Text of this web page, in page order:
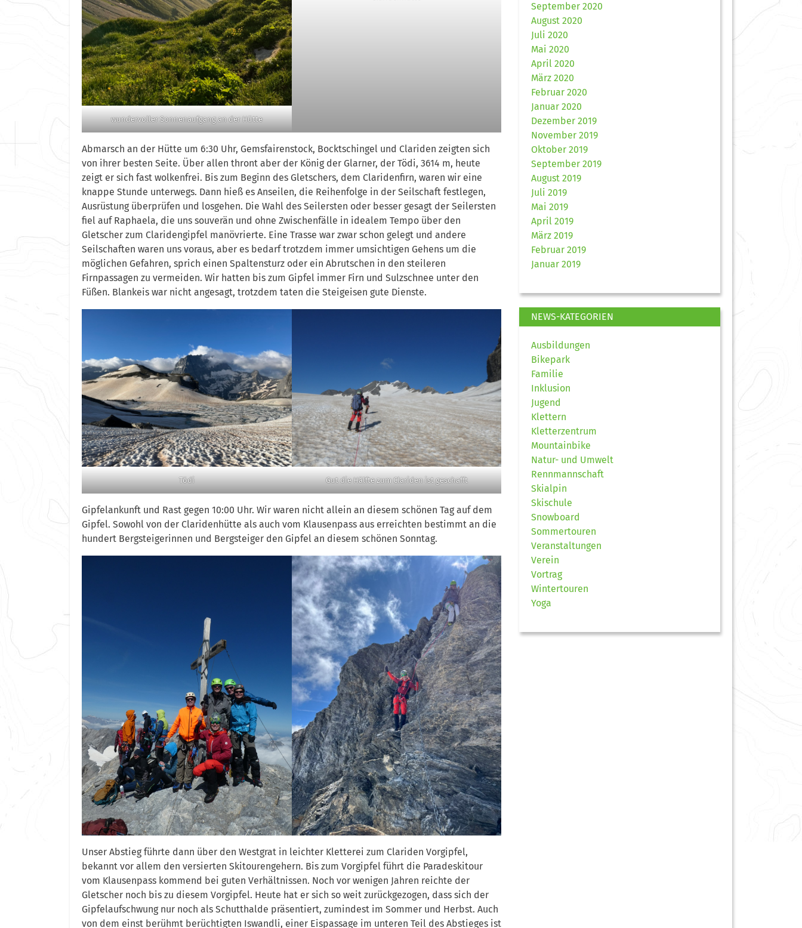
wundervoller Sonnenaufgang an der Hütte
Abmarsch an der Hütte um 6:30 Uhr, Gemsfairenstock, Bocktschingel und Clariden zeigten sich
von ihrer besten Seite. Über allen thront aber der König der Glarner, der Tödi, 3614 m, heute
zeigt er sich fast wolkenfrei. Bis zum Beginn des Gletschers, dem Claridenfirn, waren wir eine
knappe Stunde unterwegs. Dann hieß es Anseilen, die Reihenfolge in der Seilschaft festlegen,
Ausrüstung überprüfen und losgehen. Die Wahl des Seilersten oder besser gesagt der Seilersten
fiel auf Raphaela, die uns souverän und ohne Zwischenfälle in idealem Tempo über den
Gletscher zum Claridengipfel manövrierte. Eine Trasse war zwar schon gelegt und andere
Seilschaften waren uns voraus, aber es bedarf trotzdem immer umsichtigen Gehens um die
möglichen Gefahren, sprich einen Spaltensturz oder ein Abrutschen in den steileren
Firnpassagen zu vermeiden. Wir hatten bis zum Gipfel immer Firn und Sulzschnee unter den
Füßen. Blankeis war nicht angesagt, trotzdem taten die Steigeisen gute Dienste.
Tödi Gut die Hälfte zum Clariden ist geschafft
Gipfelankunft und Rast gegen 10:00 Uhr. Wir waren nicht allein an diesem schönen Tag auf dem
Gipfel. Sowohl von der Claridenhütte als auch vom Klausenpass aus erreichten bestimmt an die
hundert Bergsteigerinnen und Bergsteiger den Gipfel an diesem schönen Sonntag.
Unser Abstieg führte dann über den Westgrat in leichter Kletterei zum Clariden Vorgipfel,
bekannt vor allem den versierten Skitourengehern. Bis zum Vorgipfel führt die Paradeskitour
vom Klausenpass kommend bei guten Verhältnissen. Noch vor wenigen Jahren reichte der
Gletscher noch bis zu diesem Vorgipfel. Heute hat er sich so weit zurückgezogen, dass sich der
Gipfelaufschwung nur noch als Schutthalde präsentiert, zumindest im Sommer und Herbst. Auch
von dem einst berühmt berüchtigten Iswandli, einer Eispassage im unteren Teil des Abstieges ist
September 2020
August 2020
Juli 2020
Mai 2020
April 2020
März 2020
Februar 2020
Januar 2020
Dezember 2019
November 2019
Oktober 2019
September 2019
August 2019
Juli 2019
Mai 2019
April 2019
März 2019
Februar 2019
Januar 2019
NEWS-KATEGORIEN
Ausbildungen
Bikepark
Familie
Inklusion
Jugend
Klettern
Kletterzentrum
Mountainbike
Natur- und Umwelt
Rennmannschaft
Skialpin
Skischule
Snowboard
Sommertouren
Veranstaltungen
Verein
Vortrag
Wintertouren
Yoga